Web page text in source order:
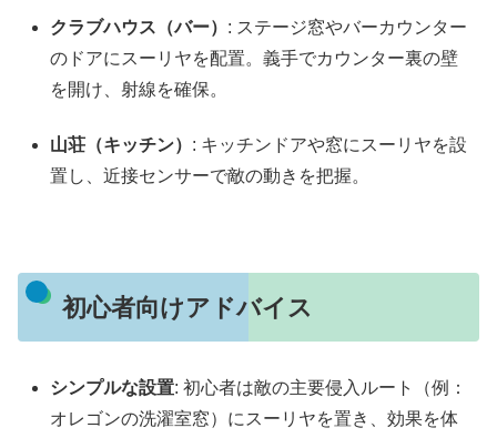
クラブハウス（バー） : ステージ窓やバーカウンター
のドアにスーリヤを配置。義手でカウンター裏の壁
を開け、射線を確保。
山荘（キッチン） : キッチンドアや窓にスーリヤを設
置し、近接センサーで敵の動きを把握。
初心者向けアドバイス
シンプルな設置: 初心者は敵の主要侵入ルート（例：
オレゴンの洗濯室窓）にスーリヤを置き、効果を体